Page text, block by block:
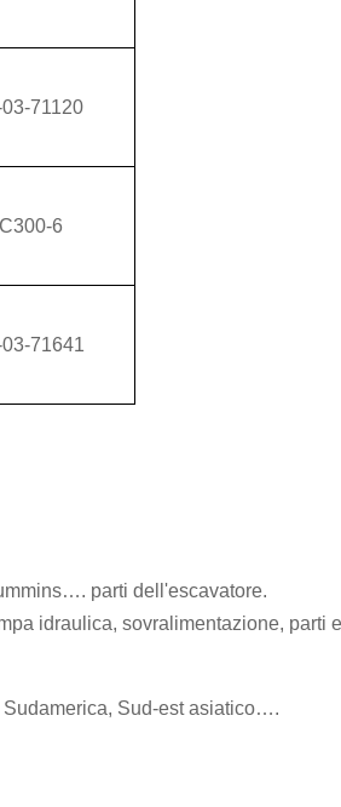
71120
6
71641
parti dell'escavatore.
idraulica, sovralimentazione, parti
Sud-est asiatico….